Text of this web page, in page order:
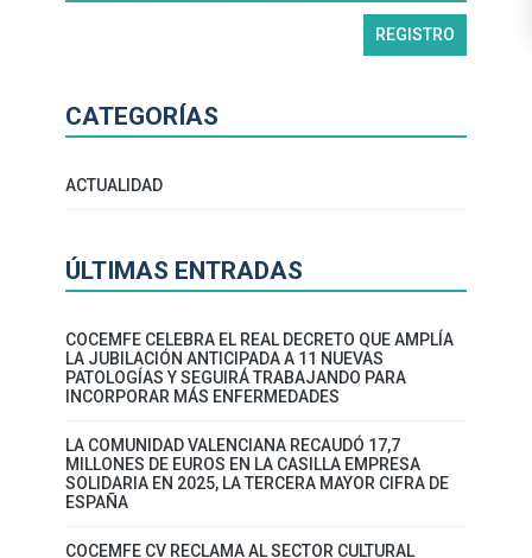
CATEGORÍAS
ACTUALIDAD
ÚLTIMAS ENTRADAS
COCEMFE CELEBRA EL REAL DECRETO QUE AMPLÍA
LA JUBILACIÓN ANTICIPADA A 11 NUEVAS
PATOLOGÍAS Y SEGUIRÁ TRABAJANDO PARA
INCORPORAR MÁS ENFERMEDADES
LA COMUNIDAD VALENCIANA RECAUDÓ 17,7
MILLONES DE EUROS EN LA CASILLA EMPRESA
SOLIDARIA EN 2025, LA TERCERA MAYOR CIFRA DE
ESPAÑA
COCEMFE CV RECLAMA AL SECTOR CULTURAL